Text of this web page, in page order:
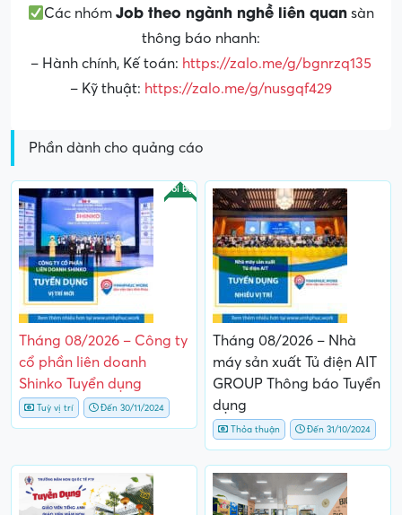
Các nhómJob theo ngành nghề liên quan sàn
thông báo nhanh:
– Hành chính, Kế toán: https://zalo.me/g/bgnrzq135
– Kỹ thuật: https://zalo.me/g/nusgqf429
Phần dành cho quảng cáo
Nổi bật
Tháng 08/2026 – Công ty
cổ phần liên doanh
Shinko Tuyển dụng
Tuỳ vị trí Đến 30/11/2024
Tháng 08/2026 – Nhà
máy sản xuất Tủ điện AIT
GROUP Thông báo Tuyển
dụng
Thỏa thuận Đến 31/10/2024